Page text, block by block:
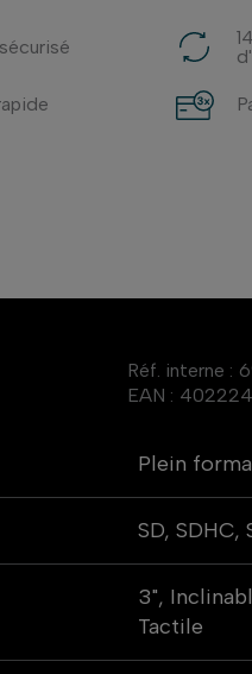
Réf. interne :
EAN :
Plein
SD, SDHC,
3",
Tactile